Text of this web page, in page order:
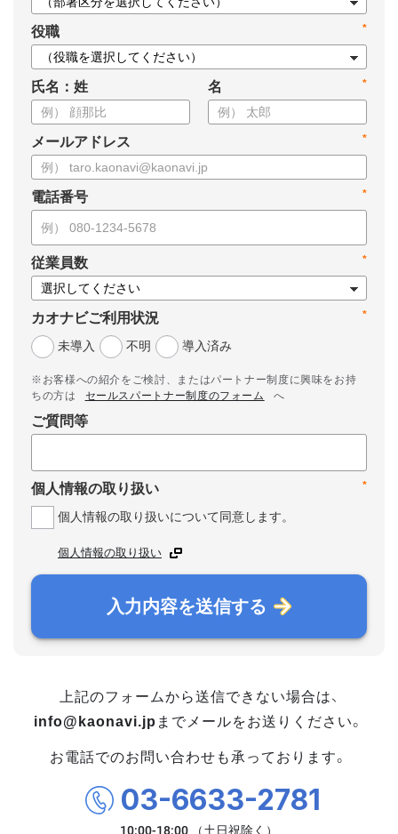
*
役職
氏名：姓 *
名
*
メールアドレス
*
電話番号
*
従業員数
*
カオナビご利用状況
未導入
不明 導入済み
※お客様への紹介をご検討、またはパートナー制度に興味をお持
ちの方は
セールスパートナー制度のフォーム へ
ご質問等
*
個人情報の取り扱い
個人情報の取り扱いについて同意します。
個人情報の取り扱い
入力内容を送信する
上記のフォームから送信できない場合は、
info@kaonavi.jp までメールをお送りください。
お電話でのお問い合わせも承っております。
03-6633-2781